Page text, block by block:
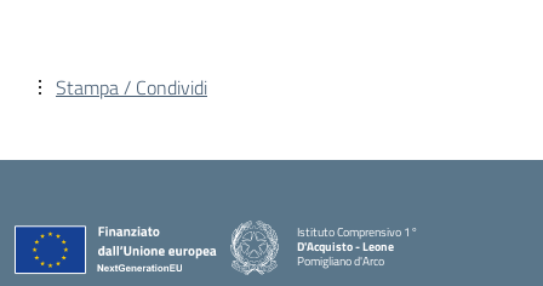
Stampa / Condividi
Istituto Comprensivo 1°
D'Acquisto - Leone
Pomigliano d'Arco
— Visita la pagina iniziale della scuola